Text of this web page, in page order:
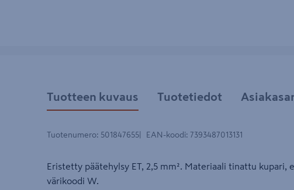
Tuotteen kuvaus Tuotetiedot
Tuotenumero: 501847655 EAN-koodi: 7393487013131
Eristetty päätehylsy ET, 2,5 mm². Materiaali tinattu kupari,
värikoodi W.